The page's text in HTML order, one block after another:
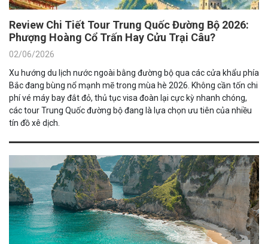
Review Chi Tiết Tour Trung Quốc Đường Bộ 2026:
Phượng Hoàng Cổ Trấn Hay Cửu Trại Câu?
02/06/2026
Xu hướng du lịch nước ngoài bằng đường bộ qua các cửa khẩu phía
Bắc đang bùng nổ mạnh mẽ trong mùa hè 2026. Không cần tốn chi
phí vé máy bay đắt đỏ, thủ tục visa đoàn lại cực kỳ nhanh chóng,
các tour Trung Quốc đường bộ đang là lựa chọn ưu tiên của nhiều
tín đồ xê dịch.